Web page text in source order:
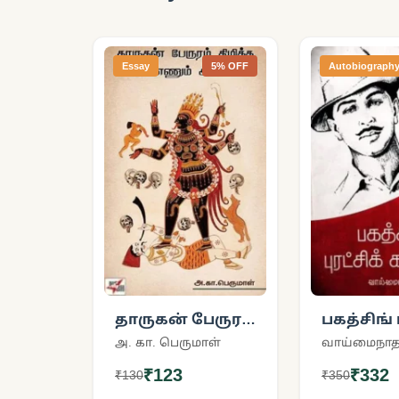
Essay 5% OFF
தாருகன் பேருரம்
கிழித்த
அல்லள்
அ. கா. பெருமாள்
₹130₹123
Autobiography
பகத்சிங்
காப்பியம்
₹350₹332